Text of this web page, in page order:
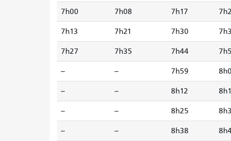
7h00 7h08 7h17
7h13 7h21 7h30
7h27 7h35 7h44
-- -- 7h59
-- -- 8h12
-- -- 8h25
-- -- 8h38